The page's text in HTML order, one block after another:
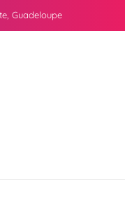
Guadeloupe